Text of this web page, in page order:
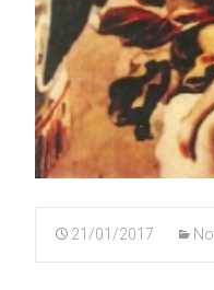
21/01/2017